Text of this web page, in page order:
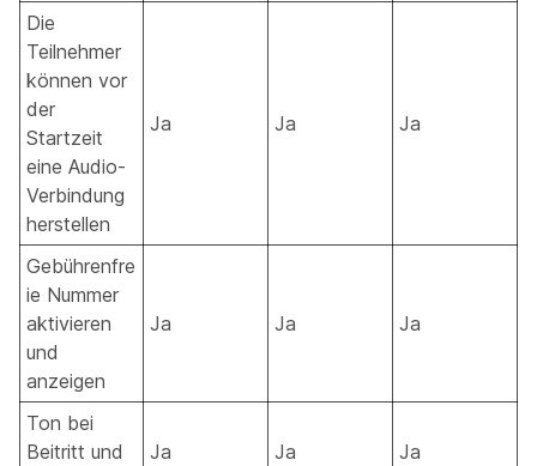
Die
Teilnehmer
können vor
der
Startzeit
eine Audio-
Verbindung
herstellen
Ja Ja Ja
Gebührenfre
ie Nummer
aktivieren
und
anzeigen
Ja Ja Ja
Ton bei
Beitritt und
Ja Ja Ja